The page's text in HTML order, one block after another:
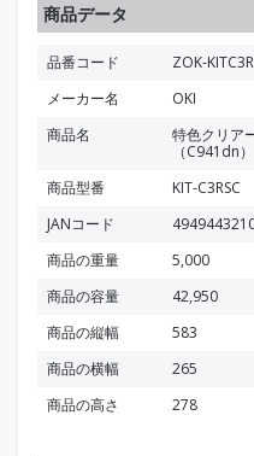
商品データ
品番コード
ZOK-
メーカー名
OKI
商品名
特色クリア
（C941dn）
商品型番
KIT-C3RSC
JANコード
商品の重量
5,000
商品の容量
42,950
商品の縦幅
583
商品の横幅
265
商品の高さ
278